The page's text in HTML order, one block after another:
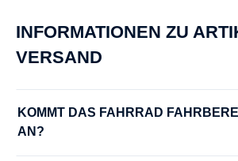
FSA
INFORMATIONEN ZU
VERSAND
KOMMT DAS FAHRRAD
AN?